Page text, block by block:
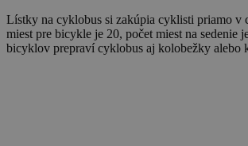
Lístky na cyklobus si zakúpia cyklisti priamo v
miest pre bicykle je 20, počet miest na sedenie
bicyklov prepraví cyklobus aj kolobežky alebo